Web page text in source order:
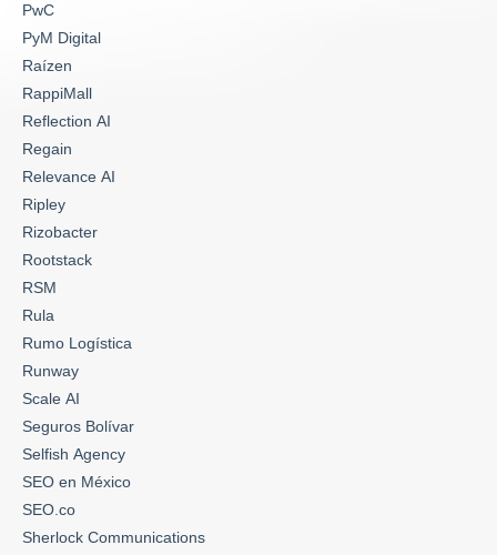
PwC
PyM Digital
Raízen
RappiMall
Reflection AI
Regain
Relevance AI
Ripley
Rizobacter
Rootstack
RSM
Rula
Rumo Logística
Runway
Scale AI
Seguros Bolívar
Selfish Agency
SEO en México
SEO.co
Sherlock Communications